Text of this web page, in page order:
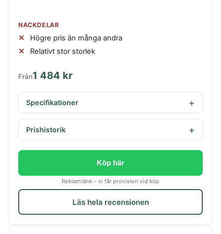
NACKDELAR
Högre pris än många andra
Relativt stor storlek
Från1 484 kr
Specifikationer
Prishistorik
Köp här
Reklamlänk – vi får provision vid köp
Läs hela recensionen